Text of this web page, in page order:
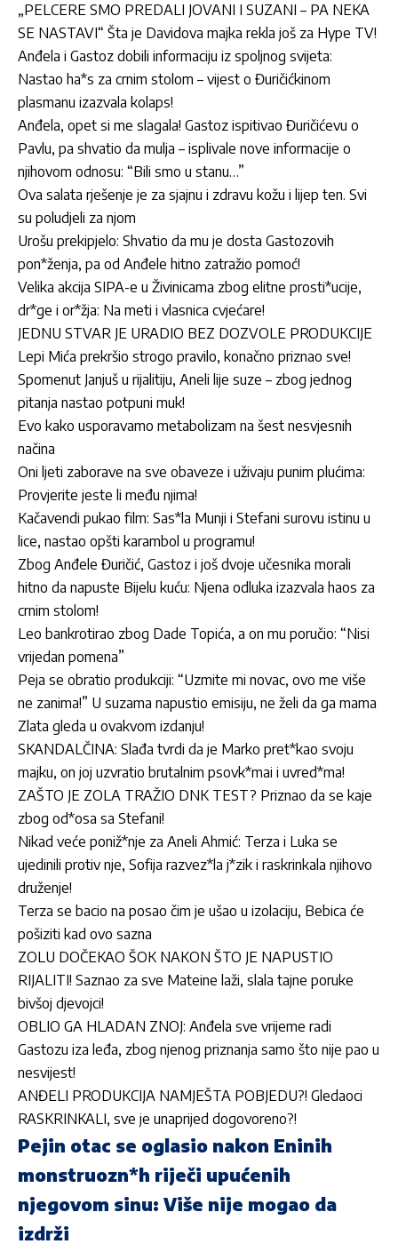
„PELCERE SMO PREDALI JOVANI I SUZANI – PA NEKA
SE NASTAVI“ Šta je Davidova majka rekla još za Hype TV!
Anđela i Gastoz dobili informaciju iz spoljnog svijeta:
Nastao ha*s za crnim stolom – vijest o Đuričićkinom
plasmanu izazvala kolaps!
Anđela, opet si me slagala! Gastoz ispitivao Đuričićevu o
Pavlu, pa shvatio da mulja – isplivale nove informacije o
njihovom odnosu: “Bili smo u stanu…”
Ova salata rješenje je za sjajnu i zdravu kožu i lijep ten. Svi
su poludjeli za njom
Urošu prekipjelo: Shvatio da mu je dosta Gastozovih
pon*ženja, pa od Anđele hitno zatražio pomoć!
Velika akcija SIPA-e u Živinicama zbog elitne prosti*ucije,
dr*ge i or*žja: Na meti i vlasnica cvjećare!
JEDNU STVAR JE URADIO BEZ DOZVOLE PRODUKCIJE
Lepi Mića prekršio strogo pravilo, konačno priznao sve!
Spomenut Janjuš u rijalitiju, Aneli lije suze – zbog jednog
pitanja nastao potpuni muk!
Evo kako usporavamo metabolizam na šest nesvjesnih
načina
Oni ljeti zaborave na sve obaveze i uživaju punim plućima:
Provjerite jeste li među njima!
Kačavendi pukao film: Sas*la Munji i Stefani surovu istinu u
lice, nastao opšti karambol u programu!
Zbog Anđele Đuričić, Gastoz i još dvoje učesnika morali
hitno da napuste Bijelu kuću: Njena odluka izazvala haos za
crnim stolom!
Leo bankrotirao zbog Dade Topića, a on mu poručio: “Nisi
vrijedan pomena”
Peja se obratio produkciji: “Uzmite mi novac, ovo me više
ne zanima!” U suzama napustio emisiju, ne želi da ga mama
Zlata gleda u ovakvom izdanju!
SKANDALČINA: Slađa tvrdi da je Marko pret*kao svoju
majku, on joj uzvratio brutalnim psovk*mai i uvred*ma!
ZAŠTO JE ZOLA TRAŽIO DNK TEST? Priznao da se kaje
zbog od*osa sa Stefani!
Nikad veće poniž*nje za Aneli Ahmić: Terza i Luka se
ujedinili protiv nje, Sofija razvez*la j*zik i raskrinkala njihovo
druženje!
Terza se bacio na posao čim je ušao u izolaciju, Bebica će
pošiziti kad ovo sazna
ZOLU DOČEKAO ŠOK NAKON ŠTO JE NAPUSTIO
RIJALITI! Saznao za sve Mateine laži, slala tajne poruke
bivšoj djevojci!
OBLIO GA HLADAN ZNOJ: Anđela sve vrijeme radi
Gastozu iza leđa, zbog njenog priznanja samo što nije pao u
nesvijest!
ANĐELI PRODUKCIJA NAMJEŠTA POBJEDU?! Gledaoci
RASKRINKALI, sve je unaprijed dogovoreno?!
Pejin otac se oglasio nakon Eninih
monstruozn*h riječi upućenih
njegovom sinu: Više nije mogao da
izdrži